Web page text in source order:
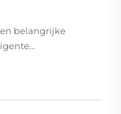
belangrijke
robotarmen en